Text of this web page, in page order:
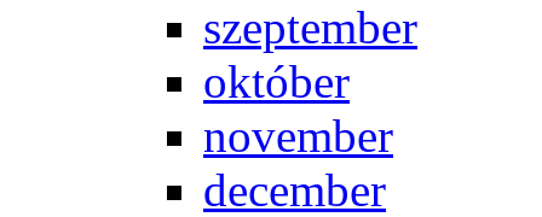
szep­tem­ber
ok­tó­ber
no­vem­ber
de­cem­ber